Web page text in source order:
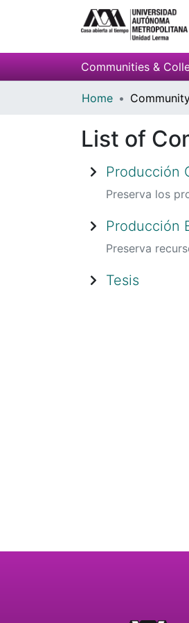
Communities &
Home
List of
Producción
Preserva los
Producción
Preserva
Tesis